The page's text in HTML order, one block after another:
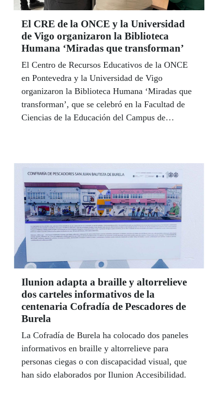
El CRE de la ONCE y la Universidad
de Vigo organizaron la Biblioteca
Humana ‘Miradas que transforman’
El Centro de Recursos Educativos de la ONCE
en Pontevedra y la Universidad de Vigo
organizaron la Biblioteca Humana ‘Miradas que
transforman’, que se celebró en la Facultad de
Ciencias de la Educación del Campus de
Grupo de Investigación CIES-UVigo.
Ilunion adapta a braille y altorrelieve
dos carteles informativos de la
centenaria Cofradía de Pescadores de
Burela
La Cofradía de Burela ha colocado dos paneles
informativos en braille y altorrelieve para
personas ciegas o con discapacidad visual, que
han sido elaborados por Ilunion Accesibilidad.